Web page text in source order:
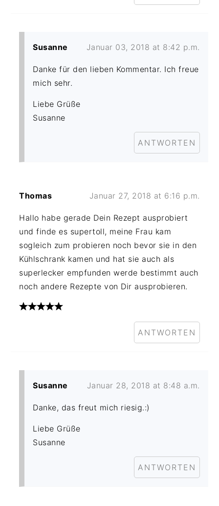
Susanne Januar 03, 2018 at 8:42 p.m.
Danke für den lieben Kommentar. Ich freue
mich sehr.
Liebe Grüße
Susanne
ANTWORTEN
Thomas Januar 27, 2018 at 6:16 p.m.
Hallo habe gerade Dein Rezept ausprobiert
und finde es supertoll, meine Frau kam
sogleich zum probieren noch bevor sie in den
Kühlschrank kamen und hat sie auch als
superlecker empfunden werde bestimmt auch
noch andere Rezepte von Dir ausprobieren.
ANTWORTEN
Susanne Januar 28, 2018 at 8:48 a.m.
Danke, das freut mich riesig.:)
Liebe Grüße
Susanne
ANTWORTEN